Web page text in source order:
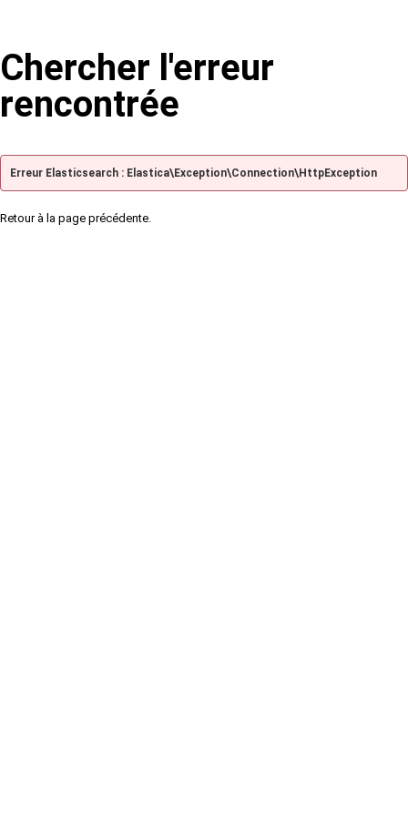
Chercher l'erreur
rencontrée
Erreur Elasticsearch : Elastica\Exception\Connection\HttpException
Retour à la page précédente.